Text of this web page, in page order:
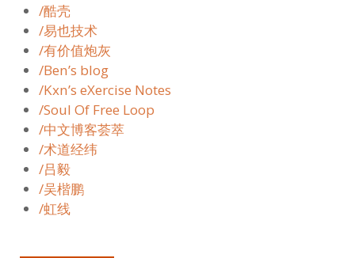
/酷壳
/易也技术
/有价值炮灰
/Ben’s blog
/Kxn’s eXercise Notes
/Soul Of Free Loop
/中文博客荟萃
/术道经纬
/吕毅
/吴楷鹏
/虹线